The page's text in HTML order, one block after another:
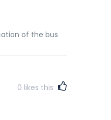
of the bus
0 likes this